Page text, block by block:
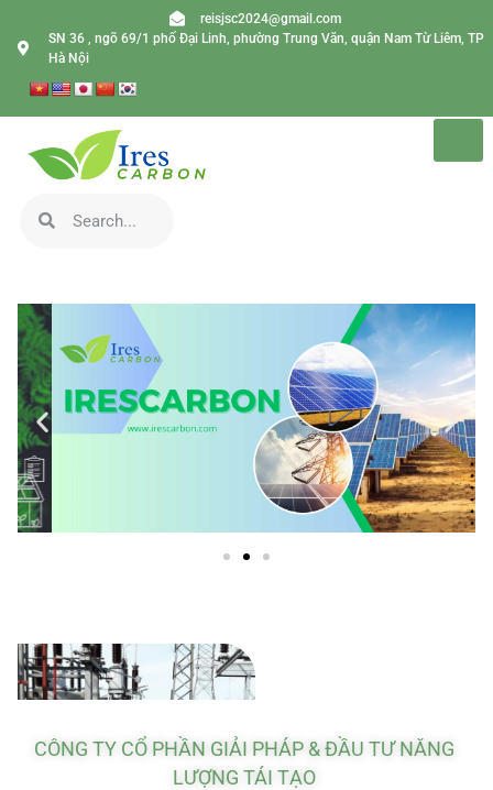
reisjsc2024@gmail.com
SN 36 , ngõ 69/1 phố Đại Linh, phường Trung Văn, quận Nam Từ Liêm, TP
Hà Nội
CÔNG TY CỔ PHẦN GIẢI PHÁP & ĐẦU TƯ NĂNG
LƯỢNG TÁI TẠO